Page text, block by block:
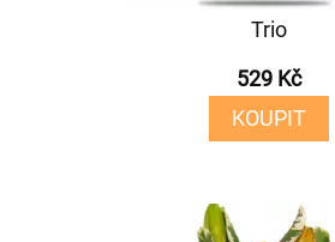
Trio
529 Kč
KOUPIT